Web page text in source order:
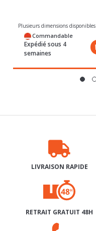
Plusieurs dimensions disponibles
Commandable
Expédié sous 4
semaines
LIVRAISON RAPIDE
RETRAIT GRATUIT 48H